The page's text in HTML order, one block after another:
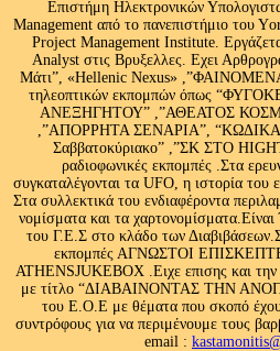
Επιστήμη Ηλεκτρονικών
Management από το πανεπιστήμιο του
Project Management Institute.
Analyst στις Βρυξελλες. Εχει
Μάτι”, «Hellenic Nexus»
τηλεοπτικών εκπομπών όπως
ΑΝΕΞΗΓΗΤΟΥ” ,”ΑΘΕΑΤΟΣ
,”ΑΠΟΡΡΗΤΑ ΣΕΝΑΡΙΑ”,
Σαββατοκύριακο” ,”ΣΚ ΣΤΟ
ραδιοφωνικές εκπομπές .Στα
συγκαταλέγονται τα UFO, η ιστορία του
Στα συλλεκτικά του ενδιαφέροντα
νομίσματα και τα
του Γ.Ε.Σ στο κλάδο των
εκπομπές ΑΓΝΩΣΤΟΙ
ATHENSJUKEBOX .Ειχε επισης και
με τίτλο “ΔΙΑΒΑΙΝΟΝΤΑΣ ΤΗΝ
του Ε.Ο.Ε με θέματα που σκοπό
συντρόφους για να περιμένουμε τους
email :